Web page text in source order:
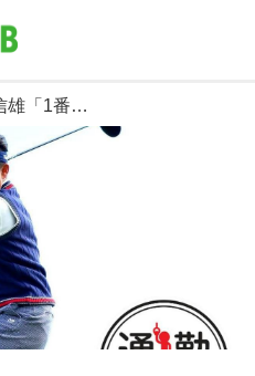
【通勤GD】芹澤信雄「1番ホールの木の下で…」Vol.50 パワーアップよりも効率アップが近道 ゴルフダイジェストWEB